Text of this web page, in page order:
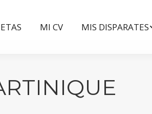
MI CV MIS DISPARATES